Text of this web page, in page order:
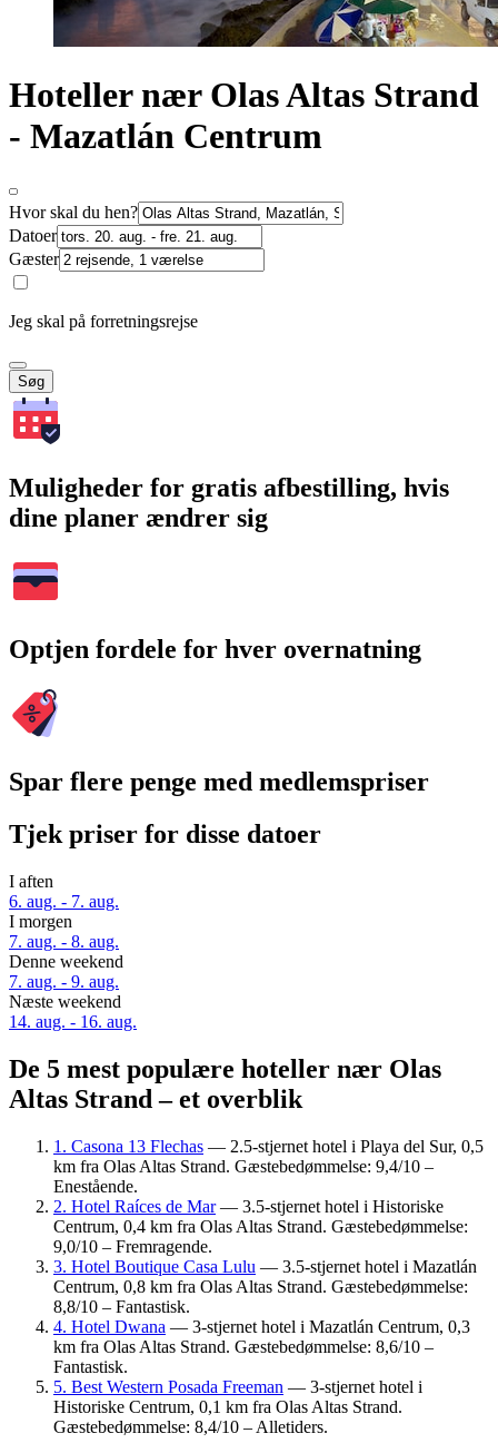
Hoteller nær Olas Altas Strand
- Mazatlán Centrum
Hvor skal du hen?
Datoer
Gæster
Jeg skal på forretningsrejse
Søg
Muligheder for gratis afbestilling, hvis
dine planer ændrer sig
Optjen fordele for hver overnatning
Spar flere penge med medlemspriser
Tjek priser for disse datoer
I aften
6. aug. - 7. aug.
I morgen
7. aug. - 8. aug.
Denne weekend
7. aug. - 9. aug.
Næste weekend
14. aug. - 16. aug.
De 5 mest populære hoteller nær Olas
Altas Strand – et overblik
1. Casona 13 Flechas — 2.5-stjernet hotel i Playa del Sur, 0,5
km fra Olas Altas Strand. Gæstebedømmelse: 9,4/10 –
Enestående.
2. Hotel Raíces de Mar— 3.5-stjernet hotel i Historiske
Centrum, 0,4 km fra Olas Altas Strand. Gæstebedømmelse:
9,0/10 – Fremragende.
3. Hotel Boutique Casa Lulu — 3.5-stjernet hotel i Mazatlán
Centrum, 0,8 km fra Olas Altas Strand. Gæstebedømmelse:
8,8/10 – Fantastisk.
4. Hotel Dwana — 3-stjernet hotel i Mazatlán Centrum, 0,3
km fra Olas Altas Strand. Gæstebedømmelse: 8,6/10 –
Fantastisk.
5. Best Western Posada Freeman — 3-stjernet hotel i
Historiske Centrum, 0,1 km fra Olas Altas Strand.
Gæstebedømmelse: 8,4/10 – Alletiders.